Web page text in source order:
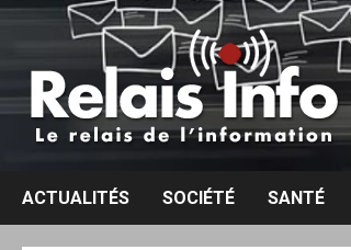
Aller
contenu
ACTUALITÉS SOCIÉTÉ SANTÉ